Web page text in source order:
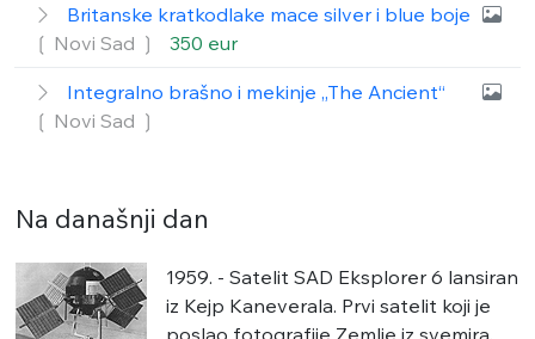
Britanske kratkodlake mace silver i blue boje
❲ Novi Sad ❳ 350 eur
Integralno brašno i mekinje „The Ancient“
❲ Novi Sad ❳
Na današnji dan
1959. - Satelit SAD Eksplorer 6 lansiran
iz Kejp Kaneverala. Prvi satelit koji je
poslao fotografije Zemlje iz svemira.